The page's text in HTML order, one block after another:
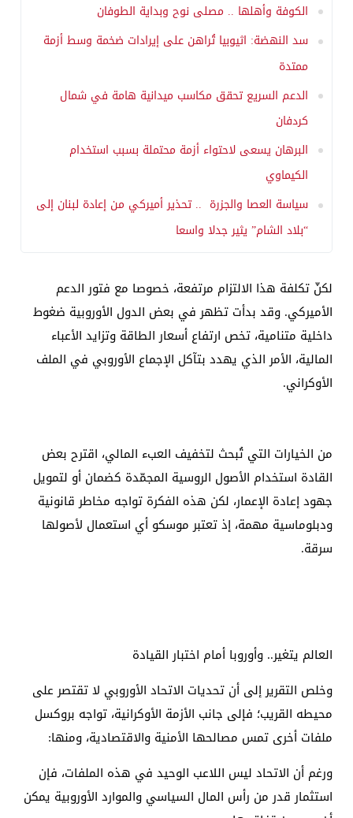
الكوفة وأهلها .. مصلى نوح وبداية الطوفان
سد النهضة: اثيوبيا تُراهن على إيرادات ضخمة وسط أزمة
ممتدة
الدعم السريع تحقق مكاسب ميدانية هامة في شمال
كردفان
البرهان يسعى لاحتواء أزمة محتملة بسبب استخدام
الكيماوي
سياسة العصا والجزرة .. تحذير أميركي من إعادة لبنان إلى
“بلاد الشام” يثير جدلا واسعا
لكنّ تكلفة هذا الالتزام مرتفعة، خصوصا مع فتور الدعم
الأميركي. وقد بدأت تظهر في بعض الدول الأوروبية ضغوط
داخلية متنامية، تخص ارتفاع أسعار الطاقة وتزايد الأعباء
المالية، الأمر الذي يهدد بتآكل الإجماع الأوروبي في الملف
الأوكراني.
من الخيارات التي تُبحث لتخفيف العبء المالي، اقترح بعض
القادة استخدام الأصول الروسية المجمّدة كضمان أو لتمويل
جهود إعادة الإعمار، لكن هذه الفكرة تواجه مخاطر قانونية
ودبلوماسية مهمة، إذ تعتبر موسكو أي استعمال لأصولها
سرقة.
العالم يتغير.. وأوروبا أمام اختبار القيادة
وخلص التقرير إلى أن تحديات الاتحاد الأوروبي لا تقتصر على
محيطه القريب؛ فإلى جانب الأزمة الأوكرانية، تواجه بروكسل
ملفات أخرى تمس مصالحها الأمنية والاقتصادية، ومنها:
ورغم أن الاتحاد ليس اللاعب الوحيد في هذه الملفات، فإن
استثمار قدر من رأس المال السياسي والموارد الأوروبية يمكن